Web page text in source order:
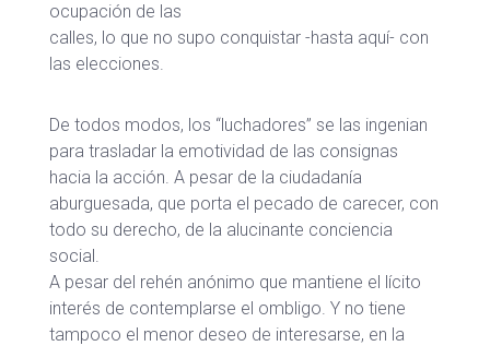
ocupación de las
calles, lo que no supo conquistar -hasta aquí- con
las elecciones.
De todos modos, los “luchadores” se las ingenian
para trasladar la emotividad de las consignas
hacia la acción. A pesar de la ciudadanía
aburguesada, que porta el pecado de carecer, con
todo su derecho, de la alucinante conciencia
social.
A pesar del rehén anónimo que mantiene el lícito
interés de contemplarse el ombligo. Y no tiene
tampoco el menor deseo de interesarse, en la